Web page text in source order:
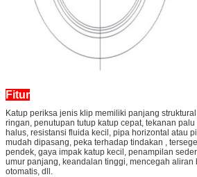
Fitur
Katup periksa jenis klip memiliki panjang
ringan, penutupan tutup katup cepat, tekanan
halus, resistansi fluida kecil, pipa horizontal atau
mudah dipasang, peka terhadap tindakan ,
pendek, gaya impak katup kecil, penampilan
umur panjang, keandalan tinggi, mencegah aliran
otomatis, dll.